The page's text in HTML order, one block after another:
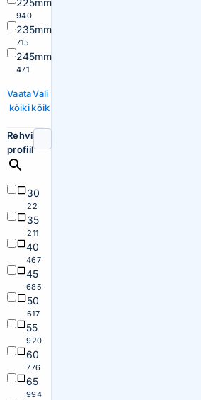
225mm
940
235mm
715
245mm
471
Vaata
kõiki
Vali
kõik
Rehvi
profiil
30
22
35
211
40
467
45
685
50
617
55
920
60
776
65
994